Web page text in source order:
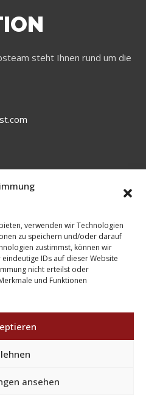
verwenden wir Technologien
zu speichern und/oder darauf
zustimmst, können wir
IDs auf dieser Website
nicht erteilst oder
und Funktionen
ansehen
steht Ihnen rund um die
AGB's